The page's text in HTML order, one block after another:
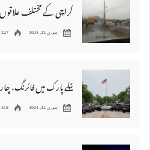
کراچی کے مختلف
جنوري 22, 2024 227 مناظر
ٹنلے پارک میں فائرنگ، چار
جنوري 22, 2024 218 مناظر